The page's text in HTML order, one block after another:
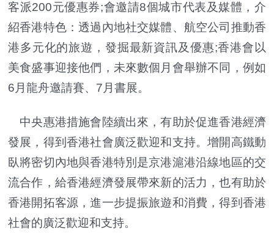
客派200元優惠券;會邀請8個城市代表及媒體，介
紹香港特色：透過內地社交媒體、航空公司推動香
港多元化的旅遊，發掘最新資訊及優惠;香港會以
美食盛事迎接他們，未來數個月會舉辦不同，例如
6月龍舟邀請賽、7月書展。
中央惠港措施會陸續出來，有助於促進香港經濟
發展，得到香港社會廣泛歡迎和支持。增開高鐵動
臥將密切內地與香港特別是京港滬港沿線地區的交
流合作，給香港經濟發展帶來新的活力，也有助於
香港開拓客源，進一步提振旅遊和消費，得到香港
社會的廣泛歡迎和支持。